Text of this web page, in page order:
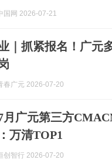
国网 2026-07-21
｜抓紧报名！广元
春广元 2026-07-20
月广元第三方
万清TOP1
创智行 2026-07-20